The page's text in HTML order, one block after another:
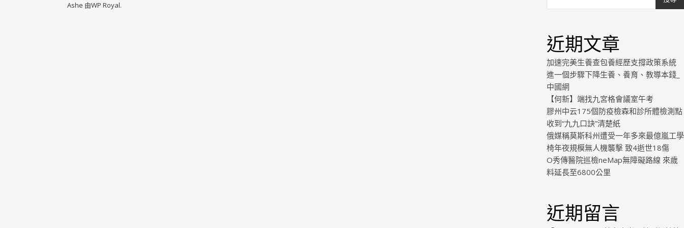
近期文章
加速完美生養查包養經歷支撐政策系統
進一個步驟下降生養、養育、教導本錢_
中國網
【何新】端找九宮格會議室午考
膠州中云175個防疫檢森和診所體檢測點
收到“九九口訣”清楚紙
俄媒稱莫斯科州遭受一年多來最億嵐工學
椅年夜規模無人機襲擊 致4逝世18傷
O秀傳醫院巡檢neMap無障礙路線 來歲
料延長至6800公里
近期留言
Ashe 由WP Royal.